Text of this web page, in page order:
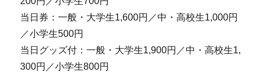
当日券：一般・大学生1,600円／中・高校生1,000円
／小学生500円
当日グッズ付：一般・大学生1,900円／中・高校生1,
300円／小学生800円